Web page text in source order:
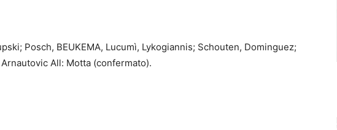
Posch, BEUKEMA, Lucumì, Lykogiannis; Schouten, Dominguez;
All: Motta (confermato).